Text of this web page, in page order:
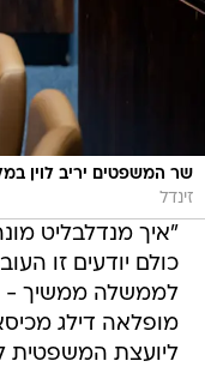
שר המשפטים יריב לוין במליאת
זינדל
"איך מנדלבליט
כולם יודעים זו
לממשלה ממשיך -
מופלאה דילג
ליועצת המשפטית